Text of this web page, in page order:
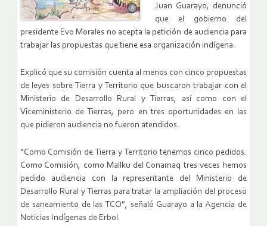
Juan Guarayo, denunció
que el gobierno del
presidente Evo Morales no acepta la petición de audiencia para
trabajar las propuestas que tiene esa organización indígena.
Explicó que su comisión cuenta al menos con cinco propuestas
de leyes sobre Tierra y Territorio que buscaron trabajar con el
Ministerio de Desarrollo Rural y Tierras, así como con el
Viceministerio de Tierras, pero en tres oportunidades en las
que pidieron audiencia no fueron atendidos.
“Como Comisión de Tierra y Territorio tenemos cinco pedidos.
Como Comisión, como Mallku del Conamaq tres veces hemos
pedido audiencia con la representante del Ministerio de
Desarrollo Rural y Tierras para tratar la ampliación del proceso
de saneamiento de las TCO”, señaló Guarayo a la Agencia de
Noticias Indígenas de Erbol.